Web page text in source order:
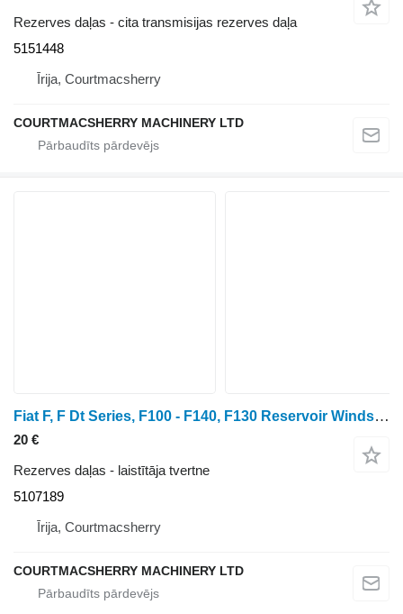
Rezerves daļas - cita transmisijas rezerves daļa
5151448
Īrija, Courtmacsherry
COURTMACSHERRY MACHINERY LTD
Fiat F, F Dt Series, F100 - F140, F130 Reservoir Windshield 5107189, laistītāja tvertne paredzēts riteņtraktora
20 €
Rezerves daļas - laistītāja tvertne
5107189
Īrija, Courtmacsherry
COURTMACSHERRY MACHINERY LTD